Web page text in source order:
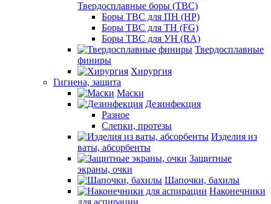
Твердосплавные боры (ТВС)
Боры ТВС для ПН (HP)
Боры ТВС для ТН (FG)
Боры ТВС для УН (RA)
Твердосплавные
финиры
Хирургия
Гигиена, защита
Маски
Дезинфекция
Разное
Слепки, протезы
Изделия из
ваты, абсорбенты
Защитные
экраны, очки
Шапочки, бахилы
Наконечники
для аспирации